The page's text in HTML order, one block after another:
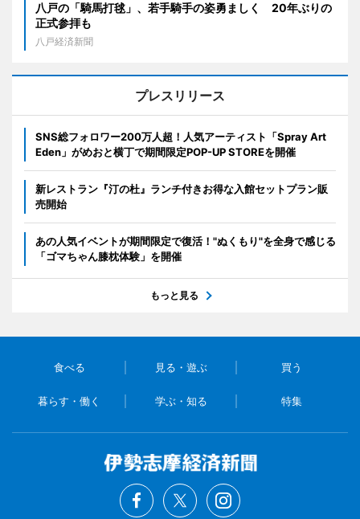
八戸の「騎馬打毬」、若手騎手の姿勇ましく 20年ぶりの
正式参拝も
八戸経済新聞
プレスリリース
SNS総フォロワー200万人超！人気アーティスト「Spray Art
Eden」がめおと横丁で期間限定POP-UP STOREを開催
新レストラン『汀の杜』ランチ付きお得な入館セットプラン販
売開始
あの人気イベントが期間限定で復活！"ぬくもり"を全身で感じる
「ゴマちゃん膝枕体験」を開催
もっと見る
食べる 見る・遊ぶ 買う
暮らす・働く 学ぶ・知る 特集